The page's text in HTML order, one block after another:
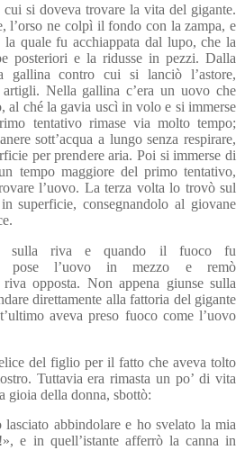
si doveva trovare la vita del gigante.
l’orso ne colpì il fondo con la zampa, e
quale fu acchiappata dal lupo, che la
posteriori e la ridusse in pezzi. Dalla
contro cui si lanciò l’astore,
Nella gallina c’era un uovo che
al ché la gavia uscì in volo e si immerse
tentativo rimase via molto tempo;
sott’acqua a lungo senza respirare,
per prendere aria. Poi si immerse di
tempo maggiore del primo tentativo,
l’uovo. La terza volta lo trovò sul
superficie, consegnandolo al giovane
sulla riva e quando il fuoco fu
pose l’uovo in mezzo e remò
opposta. Non appena giunse sulla
direttamente alla fattoria del gigante
aveva preso fuoco come l’uovo
del figlio per il fatto che aveva tolto
Tuttavia era rimasta un po’ di vita
gioia della donna, sbottò:
abbindolare e ho svelato la mia
e in quell’istante afferrò la canna in